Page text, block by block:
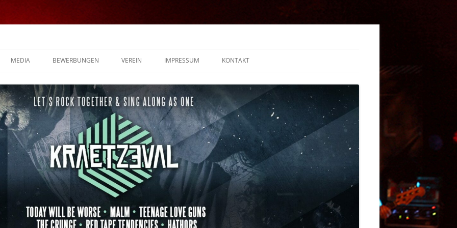
MEDIA
VIDEOS
BEWERBUNGEN VEREIN IMPRESSUM KONTAKT